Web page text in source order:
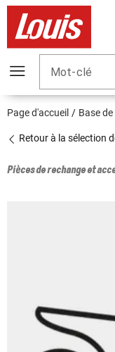
Mot-clé
Page d'accueil Base
Retour à la sélection
Pièces de rechange et